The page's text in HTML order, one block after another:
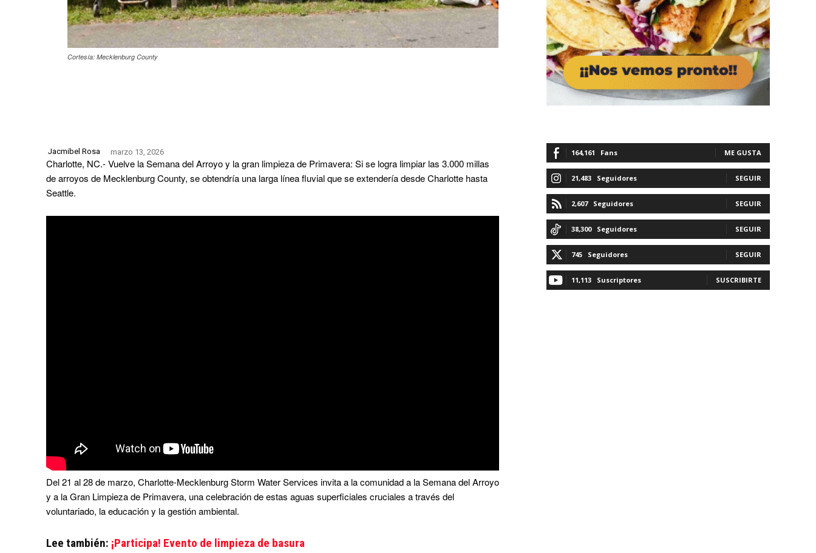
Cortesía: Mecklenburg County
Jacmibel Rosa marzo 13, 2026
Charlotte, NC.- Vuelve la Semana del Arroyo y la gran limpieza de Primavera: Si se logra limpiar las 3.000 millas
de arroyos de Mecklenburg County, se obtendría una larga línea fluvial que se extendería desde Charlotte hasta
Seattle.
Del 21 al 28 de marzo, Charlotte-Mecklenburg Storm Water Services invita a la comunidad a la Semana del Arroyo
y a la Gran Limpieza de Primavera, una celebración de estas aguas superficiales cruciales a través del
voluntariado, la educación y la gestión ambiental.
Lee también: ¡Participa! Evento de limpieza de basura
164,161 Fans ME GUSTA
21,483 Seguidores SEGUIR
2,607 Seguidores SEGUIR
38,300 Seguidores SEGUIR
745 Seguidores SEGUIR
11,113 Suscriptores SUSCRIBIRTE